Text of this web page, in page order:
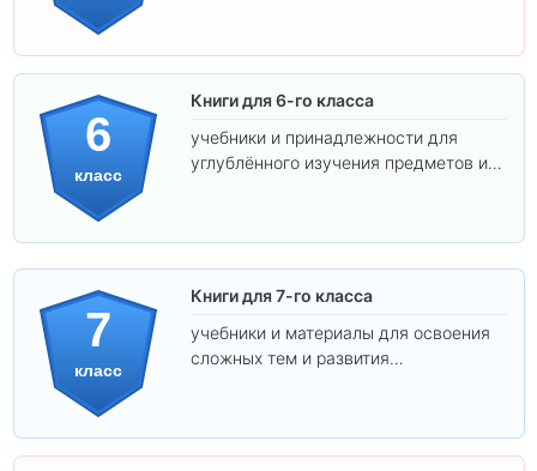
6
класс
Книги для 6-го класса
учебники и принадлежности для
углублённого изучения предметов и
7
класс
Книги для 7-го класса
учебники и материалы для освоения
сложных тем и развития